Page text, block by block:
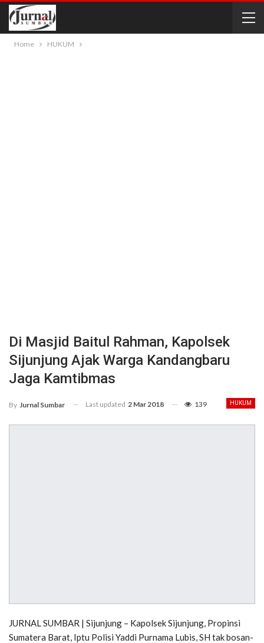
Home HUKUM
Di Masjid Baitul Rahman, Kapolsek
Sijunjung Ajak Warga Kandangbaru
Jaga Kamtibmas
HUKUM
By Jurnal Sumbar Last updated 2 Mar 2018 139
JURNAL SUMBAR | Sijunjung – Kapolsek Sijunjung, Propinsi
Sumatera Barat, Iptu Polisi Yaddi Purnama Lubis, SH tak bosan-